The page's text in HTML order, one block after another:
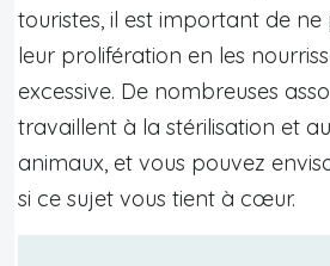
touristes, il est important de
leur prolifération en les
excessive. De nombreuses
travaillent à la stérilisation et
animaux, et vous pouvez
si ce sujet vous tient à cœur.